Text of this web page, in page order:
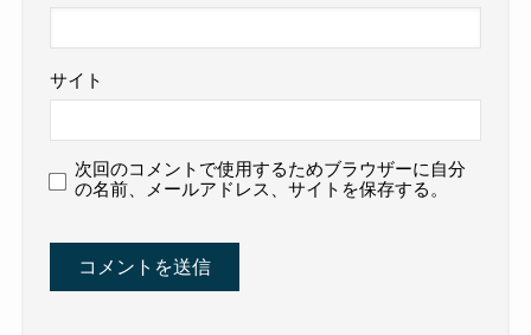
サイト
次回のコメントで使用するためブラウザーに自分
の名前、メールアドレス、サイトを保存する。